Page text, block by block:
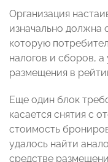
Организация
изначально должна
которую
налогов и сборов,
размещения в
Еще один блок
касается снятия с
стоимость
удалось найти
средстве